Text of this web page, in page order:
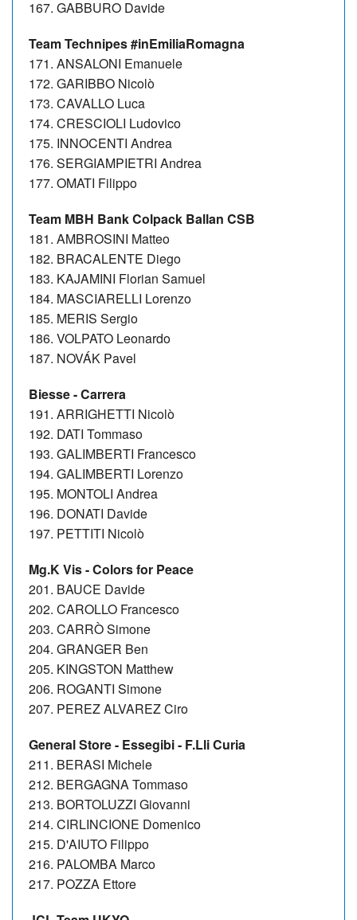
167. GABBURO Davide
Team Technipes #inEmiliaRomagna
171. ANSALONI Emanuele
172. GARIBBO Nicolò
173. CAVALLO Luca
174. CRESCIOLI Ludovico
175. INNOCENTI Andrea
176. SERGIAMPIETRI Andrea
177. OMATI Filippo
Team MBH Bank Colpack Ballan CSB
181. AMBROSINI Matteo
182. BRACALENTE Diego
183. KAJAMINI Florian Samuel
184. MASCIARELLI Lorenzo
185. MERIS Sergio
186. VOLPATO Leonardo
187. NOVÁK Pavel
Biesse - Carrera
191. ARRIGHETTI Nicolò
192. DATI Tommaso
193. GALIMBERTI Francesco
194. GALIMBERTI Lorenzo
195. MONTOLI Andrea
196. DONATI Davide
197. PETTITI Nicolò
Mg.K Vis - Colors for Peace
201. BAUCE Davide
202. CAROLLO Francesco
203. CARRÒ Simone
204. GRANGER Ben
205. KINGSTON Matthew
206. ROGANTI Simone
207. PEREZ ALVAREZ Ciro
General Store - Essegibi - F.Lli Curia
211. BERASI Michele
212. BERGAGNA Tommaso
213. BORTOLUZZI Giovanni
214. CIRLINCIONE Domenico
215. D'AIUTO Filippo
216. PALOMBA Marco
217. POZZA Ettore